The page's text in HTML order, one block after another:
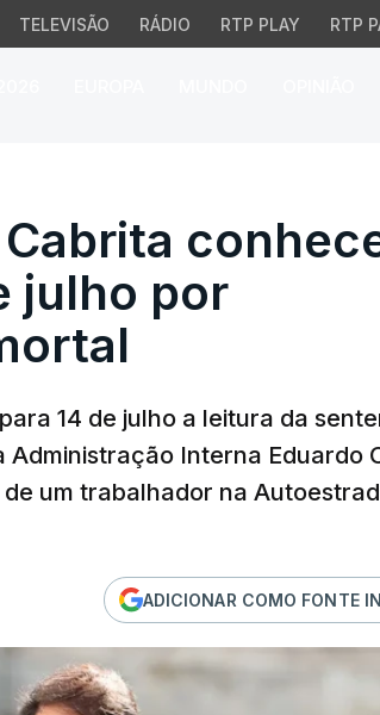
TELEVISÃO RÁDIO RTP PLAY RTP
conhece
julho por
14 de julho a leitura da
Interna Eduardo
um trabalhador na
ADICIONAR COMO FONTE